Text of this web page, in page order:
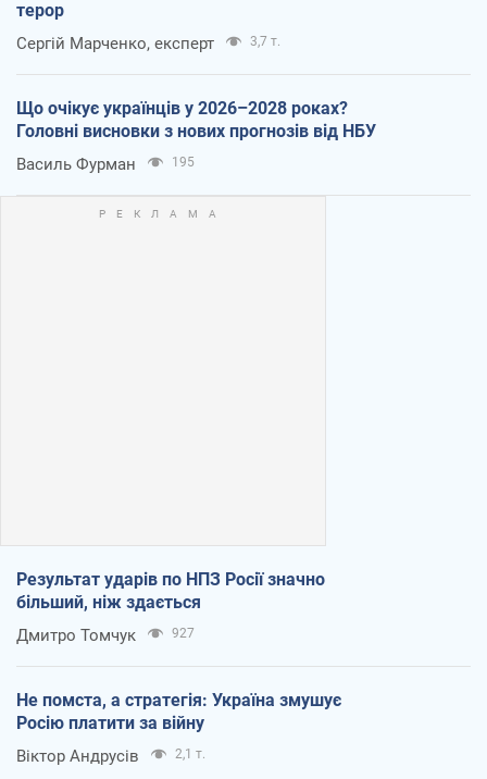
терор
Сергій Марченко, експерт 3,7 т.
Що очікує українців у 2026–2028 роках?
Головні висновки з нових прогнозів від НБУ
Василь Фурман 195
Результат ударів по НПЗ Росії значно
більший, ніж здається
Дмитро Томчук 927
Не помста, а стратегія: Україна змушує
Росію платити за війну
Віктор Андрусів 2,1 т.